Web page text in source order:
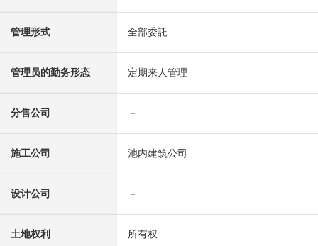
管理形式 全部委託
管理员的勤务形态 定期来人管理
分售公司 －
施工公司 池内建筑公司
设计公司 －
土地权利 所有权